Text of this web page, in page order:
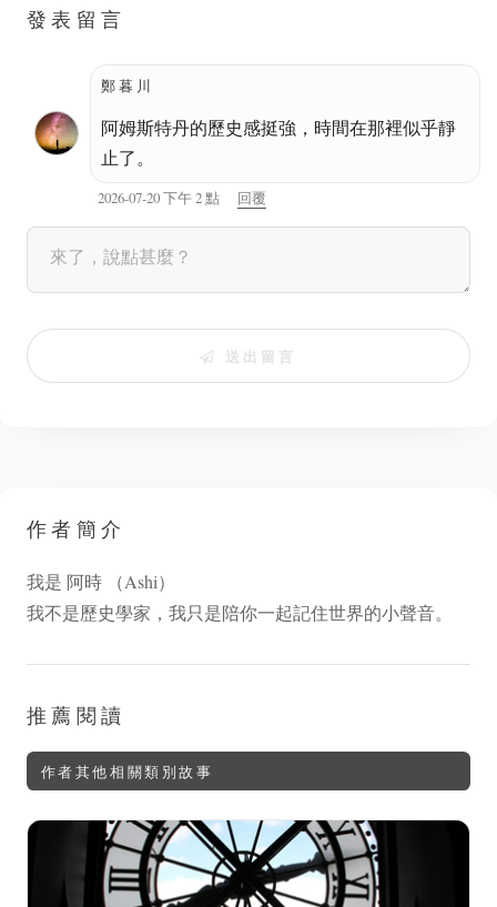
發表留言
鄭暮川
阿姆斯特丹的歷史感挺強，時間在那裡似乎靜
止了。
2026-07-20 下午 2 點 回覆
送出留言
作者簡介
我是 阿時 （Ashi）
我不是歷史學家，我只是陪你一起記住世界的小聲音。
推薦閱讀
作者其他相關類別故事